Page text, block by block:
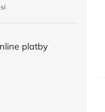
platby